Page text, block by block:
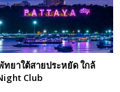
ทยาใต้สายประหยัด ใกล้
Club